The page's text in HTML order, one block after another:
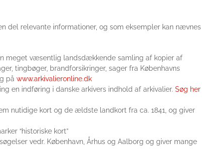
del relevante informationer, og som eksempler kan nævnes
meget væsentlig landsdækkende samling af kopier af
tingbøger, brandforsikringer, sager fra Københavns
på www.arkivalieronline.dk
en indføring i danske arkivers indhold af arkivalier. Søg her
nutidige kort og de ældste landkort fra ca. 1841, og giver
“historiske kort”
vedr. København, Århus og Aalborg og giver mange